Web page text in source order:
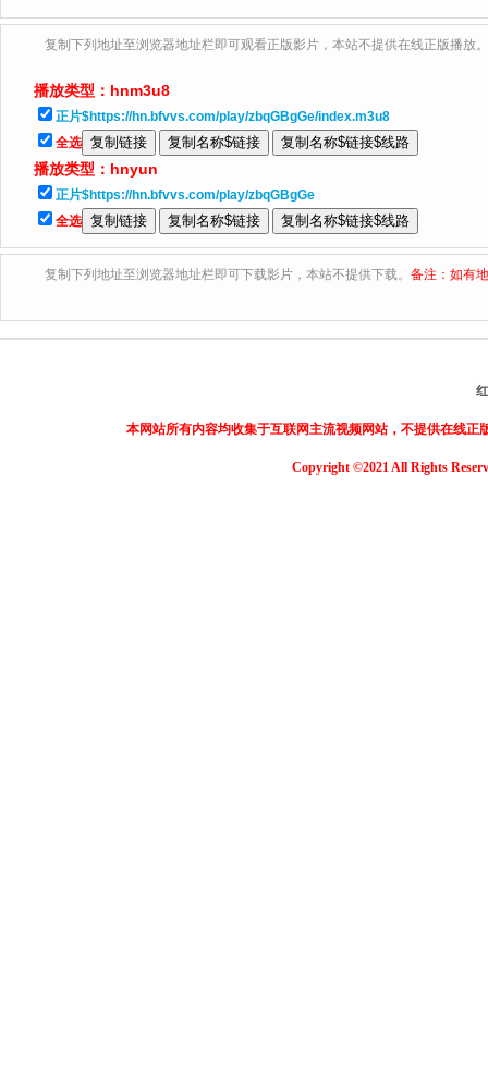
复制下列地址至浏览器地址栏即可观看正版影片，本站不提供在线正版播放。
播放类型： hnm3u8
正片$https://hn.bfvvs.com/play/zbqGBgGe/index.m3u8
全选
播放类型： hnyun
正片$https://hn.bfvvs.com/play/zbqGBgGe
全选
复制下列地址至浏览器地址栏即可下载影片，本站不提供下载。 备注：如有
本网站所有内容均收集于互联网主流视频网站，不提供在线
Copyright ©2021 All Rights